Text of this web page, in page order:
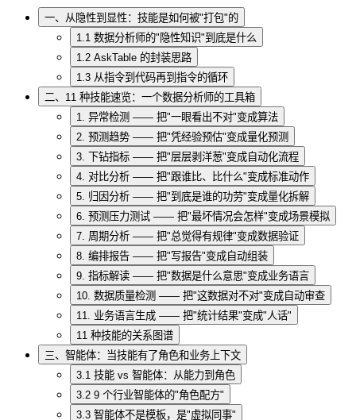
一、从隐性到显性：技能是如何被"打包"的
1.1 数据分析师的"隐性知识"到底是什么
1.2 AskTable 的封装思路
1.3 从指令到代码再到指令的循环
二、11 种技能速览：一个数据分析师的工具箱
1. 异常检测 —— 把"一眼看出不对"变成算法
2. 预测趋势 —— 把"凭经验预估"变成量化预测
3. 下钻指标 —— 把"层层剥洋葱"变成自动化流程
4. 对比分析 —— 把"跟谁比、比什么"变成标准动作
5. 归因分析 —— 把"到底是谁的功劳"变成量化拆解
6. 预测压力测试 —— 把"最坏情况会怎样"变成场景模拟
7. 周期分析 —— 把"总觉得有规律"变成数据验证
8. 编排报告 —— 把"写报告"变成自动组装
9. 指标解读 —— 把"数据是什么意思"变成业务语言
10. 数据质量检测 —— 把"这数据对不对"变成自动审查
11. 业务语言生成 —— 把"统计结果"变成"人话"
11 种技能的关系图谱
三、智能体：当技能有了角色和业务上下文
3.1 技能 vs 智能体：从能力到角色
3.2 9 个行业智能体的"角色配方"
3.3 智能体不是模板，是"虚拟同事"